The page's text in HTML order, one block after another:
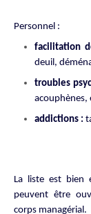
Personnel :
facilitation
deuil,
troubles
acouphènes,
addictions :
La liste est bien
peuvent être
corps managérial.